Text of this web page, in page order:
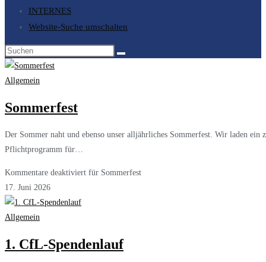
INTERNES
Website-Suche umschalten
Allgemein
Sommerfest
Der Sommer naht und ebenso unser alljährliches Sommerfest. Wir laden
Pflichtprogramm für…
Kommentare deaktiviert für Sommerfest
17. Juni 2026
Allgemein
1. CfL-Spendenlauf